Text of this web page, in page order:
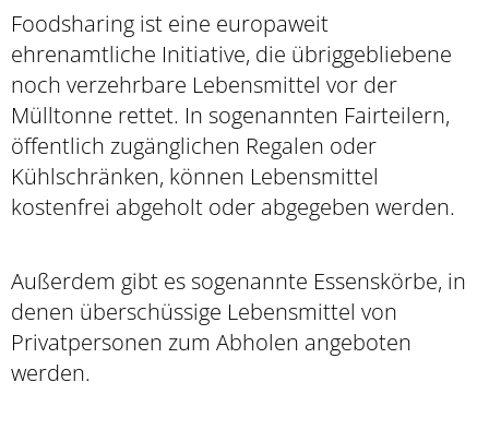
Foodsharing ist eine europaweit
ehrenamtliche Initiative, die übriggebliebene
noch verzehrbare Lebensmittel vor der
Mülltonne rettet. In sogenannten Fairteilern,
öffentlich zugänglichen Regalen oder
Kühlschränken, können Lebensmittel
kostenfrei abgeholt oder abgegeben werden.
Außerdem gibt es sogenannte Essenskörbe, in
denen überschüssige Lebensmittel von
Privatpersonen zum Abholen angeboten
werden.